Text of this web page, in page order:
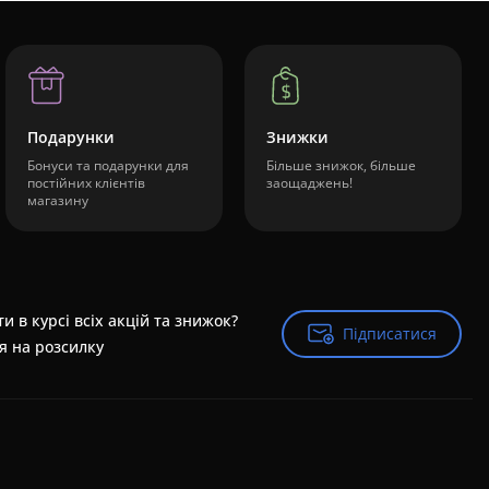
Подарунки
Бонуси та подарунки для
постійних клієнтів
магазину
Знижки
Більше знижок, більше
заощаджень!
в курсі всіх акцій та знижок?
на розсилку
Підписатися
Підписатися